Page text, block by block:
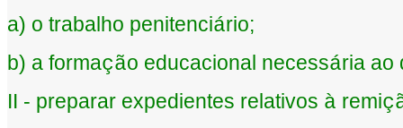
a) o trabalho penitenciário;
b) a formação educacional necessária ao
II - preparar expedientes relativos à remi